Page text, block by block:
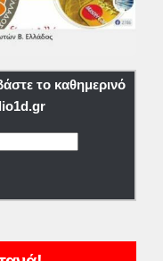
το καθημερινό